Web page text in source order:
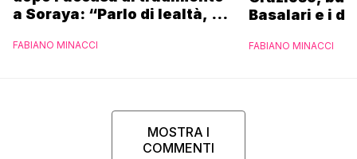
a Soraya: “Parlo di lealtà, ma
FABIANO MINACCI
Basalari e i
Ferrero”
FABIANO MINACCI
MOSTRA I
COMMENTI